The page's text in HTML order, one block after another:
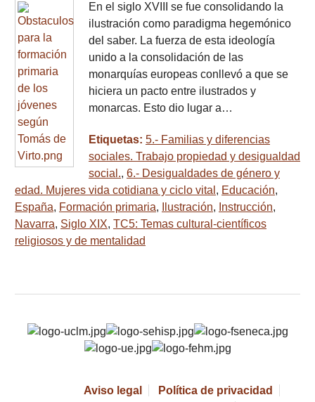
En el siglo XVIII se fue consolidando la
ilustración como paradigma hegemónico
del saber. La fuerza de esta ideología
unido a la consolidación de las
monarquías europeas conllevó a que se
hiciera un pacto entre ilustrados y
monarcas. Esto dio lugar a…
Etiquetas: 5.- Familias y diferencias
sociales. Trabajo propiedad y desigualdad
social., 6.- Desigualdades de género y
edad. Mujeres vida cotidiana y ciclo vital , Educación,
España, Formación primaria, Ilustración, Instrucción,
Navarra, Siglo XIX, TC5: Temas cultural-científicos
religiosos y de mentalidad
Aviso legal
Política de privacidad